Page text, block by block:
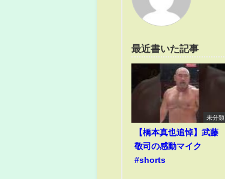
最近書いた記事
未分類
【橋本真也追悼】武藤
敬司の感動マイク
#shorts